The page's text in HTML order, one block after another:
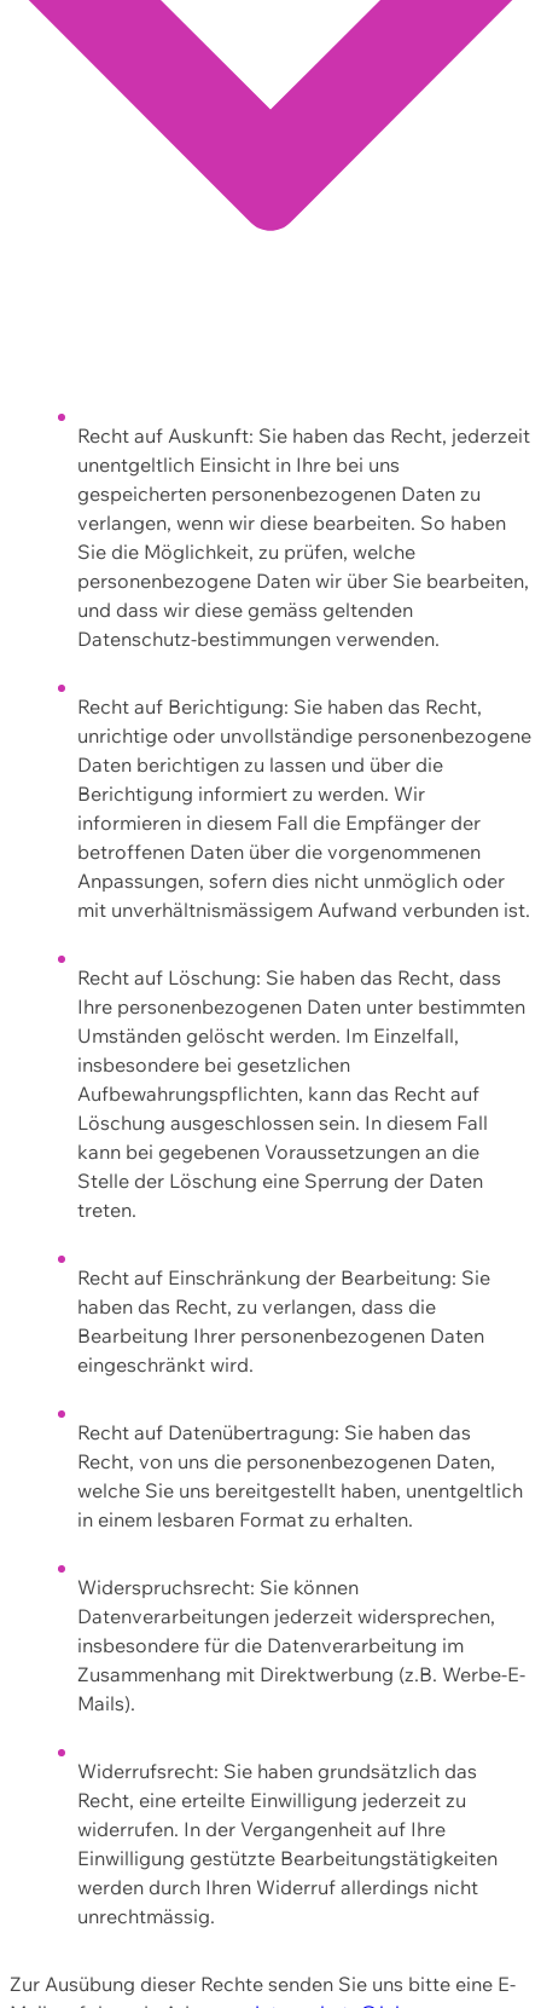
Recht auf Auskunft: Sie haben das Recht, jederzeit
unentgeltlich Einsicht in Ihre bei uns
gespeicherten personenbezogenen Daten zu
verlangen, wenn wir diese bearbeiten. So haben
Sie die Möglichkeit, zu prüfen, welche
personenbezogene Daten wir über Sie bearbeiten,
und dass wir diese gemäss geltenden
Datenschutz-bestimmungen verwenden.
Recht auf Berichtigung: Sie haben das Recht,
unrichtige oder unvollständige personenbezogene
Daten berichtigen zu lassen und über die
Berichtigung informiert zu werden. Wir
informieren in diesem Fall die Empfänger der
betroffenen Daten über die vorgenommenen
Anpassungen, sofern dies nicht unmöglich oder
mit unverhältnismässigem Aufwand verbunden ist.
Recht auf Löschung: Sie haben das Recht, dass
Ihre personenbezogenen Daten unter bestimmten
Umständen gelöscht werden. Im Einzelfall,
insbesondere bei gesetzlichen
Aufbewahrungspflichten, kann das Recht auf
Löschung ausgeschlossen sein. In diesem Fall
kann bei gegebenen Voraussetzungen an die
Stelle der Löschung eine Sperrung der Daten
treten.
Recht auf Einschränkung der Bearbeitung: Sie
haben das Recht, zu verlangen, dass die
Bearbeitung Ihrer personenbezogenen Daten
eingeschränkt wird.
Recht auf Datenübertragung: Sie haben das
Recht, von uns die personenbezogenen Daten,
welche Sie uns bereitgestellt haben, unentgeltlich
in einem lesbaren Format zu erhalten.
Widerspruchsrecht: Sie können
Datenverarbeitungen jederzeit widersprechen,
insbesondere für die Datenverarbeitung im
Zusammenhang mit Direktwerbung (z.B. Werbe-E-
Mails).
Widerrufsrecht: Sie haben grundsätzlich das
Recht, eine erteilte Einwilligung jederzeit zu
widerrufen. In der Vergangenheit auf Ihre
Einwilligung gestützte Bearbeitungstätigkeiten
werden durch Ihren Widerruf allerdings nicht
unrechtmässig.
Zur Ausübung dieser Rechte senden Sie uns bitte eine E-